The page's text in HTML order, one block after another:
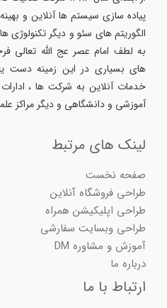
پیاده سازی سیستم ها آنلاین و
الگوریتم های سئو و دیگر تکنولوژی
به لطف امام عصر عج الله تعالی
های بسیاری در این زمینه دست
خدمات آنلاین به شرکت ها ،
آموزشی و دانشگاهی و دیگر
لینک های مرتبط
صفحه نخست
طراحی فروشگاه آنلاین
طراحی اپلیکیشن همراه
طراحی وبسایت سفارشی
آموزش و مشاوره DM
درباره ما
ارتباط با ما